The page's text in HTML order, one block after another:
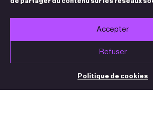
Accepter
Refuser
Politique de cookies